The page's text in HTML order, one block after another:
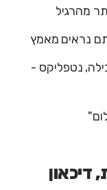
מהרגיל
נראים מאמץ
נטפליקס -
דיכאון